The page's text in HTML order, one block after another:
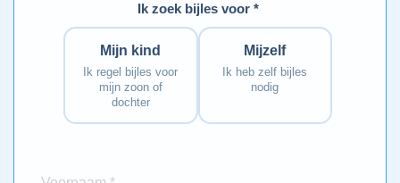
Ik zoek bijles voor *
Mijn kind
Ik regel bijles voor
mijn zoon of
dochter
Mijzelf
Ik heb zelf bijles
nodig